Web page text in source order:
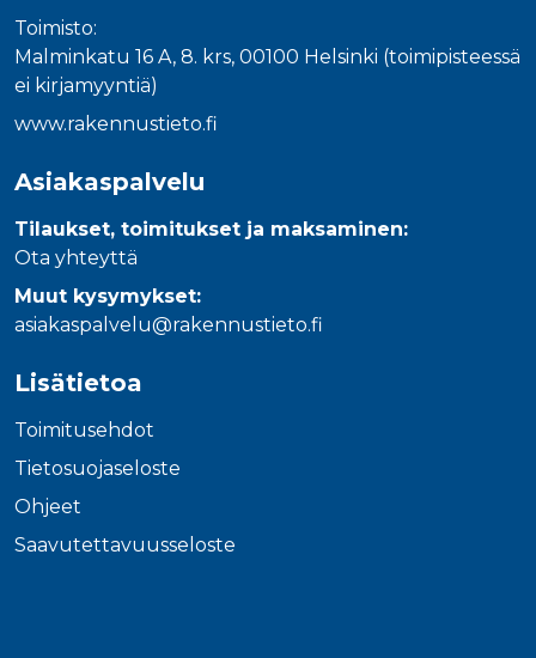
Toimisto:
Malminkatu 16 A, 8. krs, 00100 Helsinki (toimipisteessä
ei kirjamyyntiä)
www.rakennustieto.fi
Asiakaspalvelu
Tilaukset, toimitukset ja maksaminen:
Ota yhteyttä
Muut kysymykset:
asiakaspalvelu@rakennustieto.fi
Lisätietoa
Toimitusehdot
Tietosuojaseloste
Ohjeet
Saavutettavuusseloste